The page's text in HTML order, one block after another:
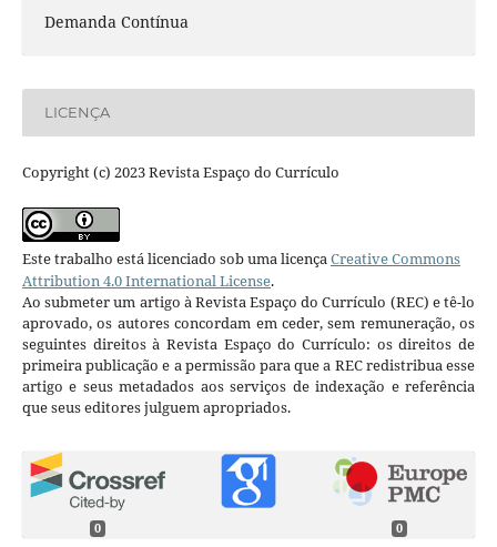
Demanda Contínua
LICENÇA
Copyright (c) 2023 Revista Espaço do Currículo
Este trabalho está licenciado sob uma licença Creative Commons
Attribution 4.0 International License.
Ao submeter um artigo à Revista Espaço do Currículo (REC) e tê-lo
aprovado, os autores concordam em ceder, sem remuneração, os
seguintes direitos à Revista Espaço do Currículo: os direitos de
primeira publicação e a permissão para que a REC redistribua esse
artigo e seus metadados aos serviços de indexação e referência
que seus editores julguem apropriados.
0 0